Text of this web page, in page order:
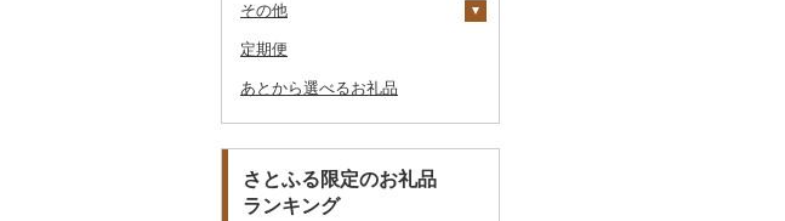
大福
その他和菓子
その他漬物
魚
ジャム
その他缶詰・瓶詰
燻製（スモーク）
おせち
その他加工品
ごま油
その他調味料
ケチャップ
こしょう
その他調味料
その他家電
券
GDOふるさとゴルフ
プレークーポン
花火大会チケット
カタログギフト
タオルケット
ノート・ファイル
その他文房具
グラス・カップ
箸
スプーン・フォーク・
ナイフ
皿・椀
キッチン用品
フライパン
鍋
まな板
土鍋
日用品
洗剤
トイレットペーパー
ティッシュ
その他日用品
楽器・器材
本・CD・DVD
おもちゃ・ぬいぐるみ
ご当地キャラクター
その他ゴルフ
その他スポーツ
その他スポーツ
その他スキンケア
入浴剤
アロマ
プロテイン
その他美容
ツケース
その他鞄・バッグ
女性・レディース
子供・ベビー
その他洋服
和服
靴・履物
靴・シューズ
スリッパ・下駄・草履
その他靴・履物
アクセサリー
ペンダント・ネックレ
ス
ピアス・イヤリング
その他服飾小物
ショール・ストール
本場奄美大島紬
陶器・漆器
唐津焼
備前焼
美濃焼
村上木彫堆朱
その他装飾品・工芸品
数珠
工芸品
播州そろばん
美濃和紙
観葉植物・苗木
花
胡蝶蘭
造花・プリザーブドフ
ラワー
その他花
盆栽・その他
その他
地域サービス
その他
定期便
あとから選べるお礼品
さとふる限定のお礼品
ランキング